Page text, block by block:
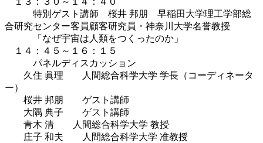
特別ゲスト講師 桜井 邦朋 早稲田大学理工学部総
合研究センター客員顧客研究員・神奈川大学名誉教授
「なぜ宇宙は人類をつくったのか」
１４：４５～１６：１５
パネルディスカッション
久住 眞理 人間総合科学大学 学長（コーディネータ
ー）
桜井 邦朋 ゲスト講師
大隅 典子 ゲスト講師
青木 清 人間総合科学大学 教授
庄子 和夫 人間総合科学大学 准教授